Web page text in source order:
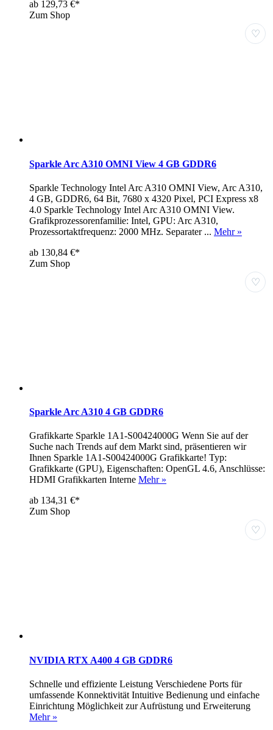
ab 129,73 €*
Zum Shop
♡
Sparkle Arc A310 OMNI View 4 GB GDDR6
Sparkle Technology Intel Arc A310 OMNI View, Arc A310,
4 GB, GDDR6, 64 Bit, 7680 x 4320 Pixel, PCI Express x8
4.0 Sparkle Technology Intel Arc A310 OMNI View.
Grafikprozessorenfamilie: Intel, GPU: Arc A310,
Prozessortaktfrequenz: 2000 MHz. Separater ... Mehr »
ab 130,84 €*
Zum Shop
♡
Sparkle Arc A310 4 GB GDDR6
Grafikkarte Sparkle 1A1-S00424000G Wenn Sie auf der
Suche nach Trends auf dem Markt sind, präsentieren wir
Ihnen Sparkle 1A1-S00424000G Grafikkarte! Typ:
Grafikkarte (GPU), Eigenschaften: OpenGL 4.6, Anschlüsse:
HDMI Grafikkarten Interne Mehr »
ab 134,31 €*
Zum Shop
♡
NVIDIA RTX A400 4 GB GDDR6
Schnelle und effiziente Leistung Verschiedene Ports für
umfassende Konnektivität Intuitive Bedienung und einfache
Einrichtung Möglichkeit zur Aufrüstung und Erweiterung
Mehr »